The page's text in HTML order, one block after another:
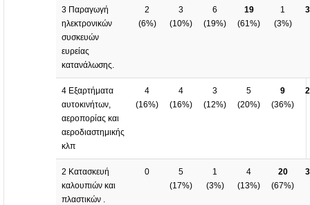
3 Παραγωγή
ηλεκτρονικών
συσκευών
ευρείας
κατανάλωσης.
2
(6%)
3
(10%)
6
(19%)
19
(61%)
1
(3%)
4 Εξαρτήματα
αυτοκινήτων,
αεροπορίας και
αεροδιαστημικής
κλπ
4
(16%)
4
(16%)
3
(12%)
5
(20%)
9
(36%)
2 Κατασκευή
καλουπιών και
πλαστικών .
0
5
(17%)
1
(3%)
4
(13%)
20
(67%)